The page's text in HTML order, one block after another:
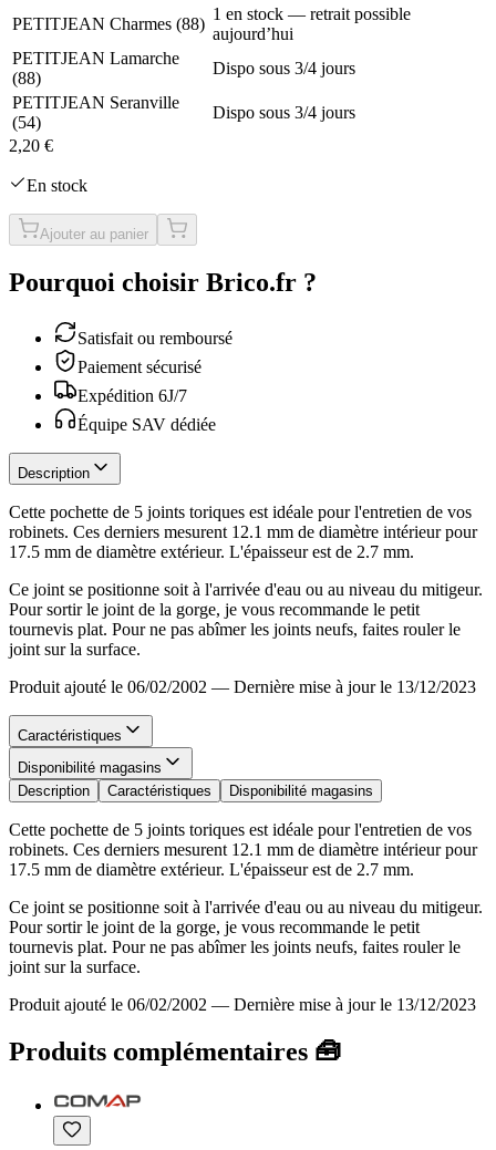
PETITJEAN Charmes (88)
1 en stock — retrait possible
aujourd’hui
PETITJEAN Lamarche
(88)
Dispo sous 3/4 jours
PETITJEAN Seranville
(54)
Dispo sous 3/4 jours
2,20 €
En stock
Ajouter au panier
Pourquoi choisir Brico.fr ?
Satisfait ou remboursé
Paiement sécurisé
Expédition 6J/7
Équipe SAV dédiée
Description
Cette pochette de 5 joints toriques est idéale pour l'entretien de vos
robinets. Ces derniers mesurent 12.1 mm de diamètre intérieur pour
17.5 mm de diamètre extérieur. L'épaisseur est de 2.7 mm.
Ce joint se positionne soit à l'arrivée d'eau ou au niveau du mitigeur.
Pour sortir le joint de la gorge, je vous recommande le petit
tournevis plat. Pour ne pas abîmer les joints neufs, faites rouler le
joint sur la surface.
Produit ajouté le 06/02/2002 — Dernière mise à jour le 13/12/2023
Caractéristiques
Disponibilité magasins
Description
Caractéristiques Disponibilité magasins
Cette pochette de 5 joints toriques est idéale pour l'entretien de vos
robinets. Ces derniers mesurent 12.1 mm de diamètre intérieur pour
17.5 mm de diamètre extérieur. L'épaisseur est de 2.7 mm.
Ce joint se positionne soit à l'arrivée d'eau ou au niveau du mitigeur.
Pour sortir le joint de la gorge, je vous recommande le petit
tournevis plat. Pour ne pas abîmer les joints neufs, faites rouler le
joint sur la surface.
Produit ajouté le 06/02/2002 — Dernière mise à jour le 13/12/2023
Produits complémentaires 🧰